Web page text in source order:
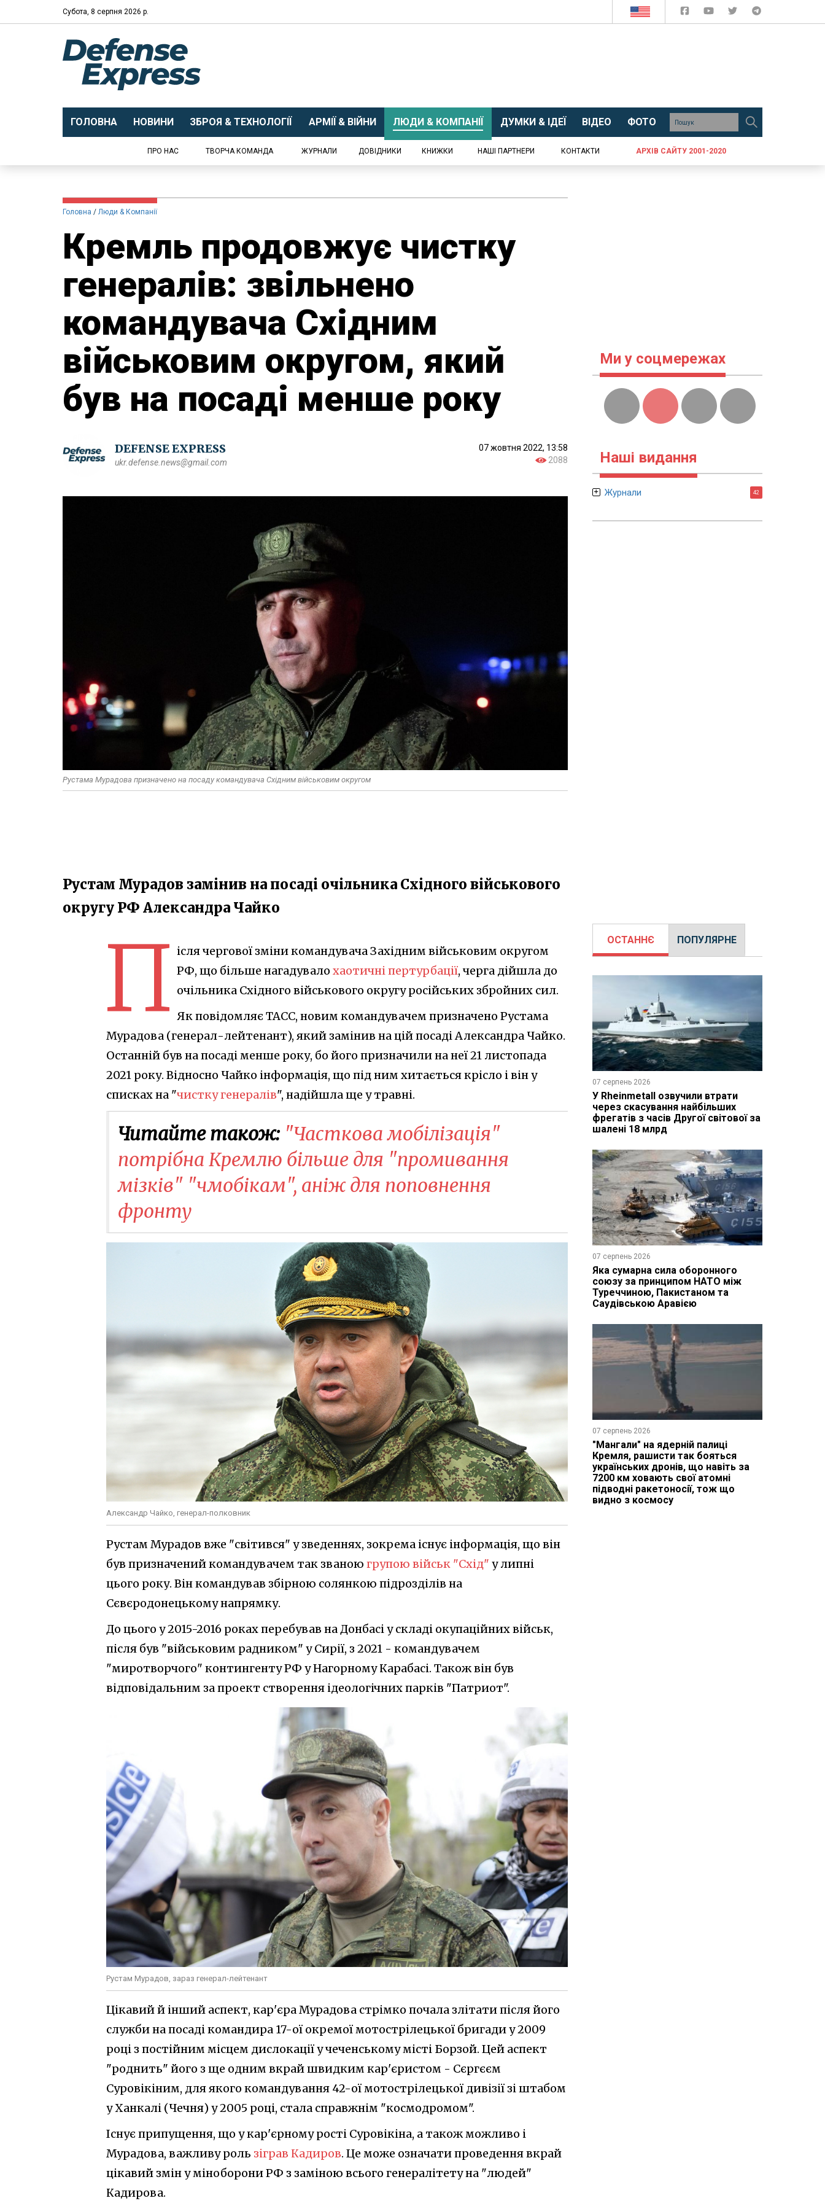
Субота, 8 серпня 2026 р.
ГОЛОВНА НОВИНИ ЗБРОЯ & ТЕХНОЛОГІЇ АРМІЇ & ВІЙНИ ЛЮДИ & КОМПАНІЇ ДУМКИ & ІДЕЇ ВІДЕО ФОТО
ПРО НАС ТВОРЧА КОМАНДА ЖУРНАЛИ ДОВІДНИКИ КНИЖКИ НАШІ ПАРТНЕРИ КОНТАКТИ АРХІВ САЙТУ 2001-2020
Головна Люди & Компанії
Кремль продовжує чистку
генералів: звільнено
командувача Східним
військовим округом, який
був на посаді менше року
DEFENSE EXPRESS
ukr.defense.news@gmail.com
07 жовтня 2022, 13:58
2088
Рустама Мурадова призначено на посаду командувача Східним військовим округом
Рустам Мурадов замінив на посаді очільника Східного військового
округу РФ Александра Чайко
П ісля чергової зміни командувача Західним військовим округом
РФ, що більше нагадувало хаотичні пертурбації, черга дійшла до
очільника Східного військового округу російських збройних сил.
Як повідомляє ТАСС, новим командувачем призначено Рустама
Мурадова (генерал-лейтенант), який замінив на цій посаді Александра Чайко.
Останній був на посаді менше року, бо його призначили на неї 21 листопада
2021 року. Відносно Чайко інформація, що під ним хитається крісло і він у
списках на "чистку генералів", надійшла ще у травні.
Читайте також: "Часткова мобілізація"
потрібна Кремлю більше для "промивання
мізків" "чмобікам", аніж для поповнення
фронту
Александр Чайко, генерал-полковник
Рустам Мурадов вже "світився" у зведеннях, зокрема існує інформація, що він
був призначений командувачем так званою групою військ "Схід" у липні
цього року. Він командував збірною солянкою підрозділів на
Сєвєродонецькому напрямку.
До цього у 2015-2016 роках перебував на Донбасі у складі окупаційних військ,
після був "військовим радником" у Сирії, з 2021 - командувачем
"миротворчого" контингенту РФ у Нагорному Карабасі. Також він був
відповідальним за проект створення ідеологічних парків "Патриот".
Рустам Мурадов, зараз генерал-лейтенант
Цікавий й інший аспект, кар'єра Мурадова стрімко почала злітати після його
служби на посаді командира 17-ої окремої мотострілецької бригади у 2009
році з постійним місцем дислокації у чеченському місті Борзой. Цей аспект
"роднить" його з ще одним вкрай швидким кар'єристом - Сєргєєм
Суровікіним, для якого командування 42-ої мотострілецької дивізії зі штабом
у Ханкалі (Чечня) у 2005 році, стала справжнім "космодромом".
Існує припущення, що у кар'єрному рості Суровікіна, а також можливо і
Мурадова, важливу роль зіграв Кадиров. Це може означати проведення вкрай
цікавий змін у міноборони РФ з заміною всього генералітету на "людей"
Кадирова.
Ми у соцмережах
Наші видання
Журнали 42
ОСТАННЄ ПОПУЛЯРНЕ
07 серпень 2026
У Rheinmetall озвучили втрати
через скасування найбільших
фрегатів з часів Другої світової за
шалені 18 млрд
07 серпень 2026
Яка сумарна сила оборонного
союзу за принципом НАТО між
Туреччиною, Пакистаном та
Саудівською Аравією
07 серпень 2026
"Мангали" на ядерній палиці
Кремля, рашисти так бояться
українських дронів, що навіть за
7200 км ховають свої атомні
підводні ракетоносії, тож що
видно з космосу